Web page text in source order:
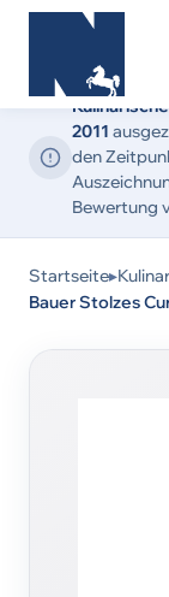
2011
den
Bewertung
Startseite▸
Bauer Stolzes